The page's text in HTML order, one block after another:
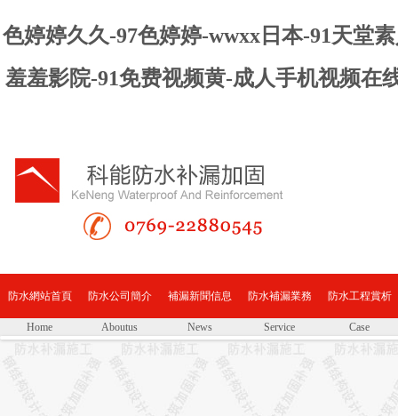
色婷婷久久-97色婷婷-wwxx日本-91天堂
羞羞影院-91免费视频黄-成人手机视频在
防水網站首頁 防水公司簡介 補漏新聞信息 防水補漏業務 防水工程賞析
Home Aboutus News Service Case